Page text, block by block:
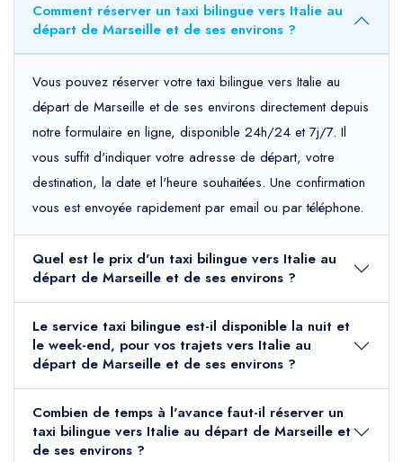
Comment réserver un taxi bilingue vers Italie au
départ de Marseille et de ses environs ?
Vous pouvez réserver votre taxi bilingue vers Italie au
départ de Marseille et de ses environs directement depuis
notre formulaire en ligne, disponible 24h/24 et 7j/7. Il
vous suffit d'indiquer votre adresse de départ, votre
destination, la date et l'heure souhaitées. Une confirmation
vous est envoyée rapidement par email ou par téléphone.
Quel est le prix d'un taxi bilingue vers Italie au
départ de Marseille et de ses environs ?
Le service taxi bilingue est-il disponible la nuit et
le week-end, pour vos trajets vers Italie au
départ de Marseille et de ses environs ?
Combien de temps à l'avance faut-il réserver un
taxi bilingue vers Italie au départ de Marseille et
de ses environs ?